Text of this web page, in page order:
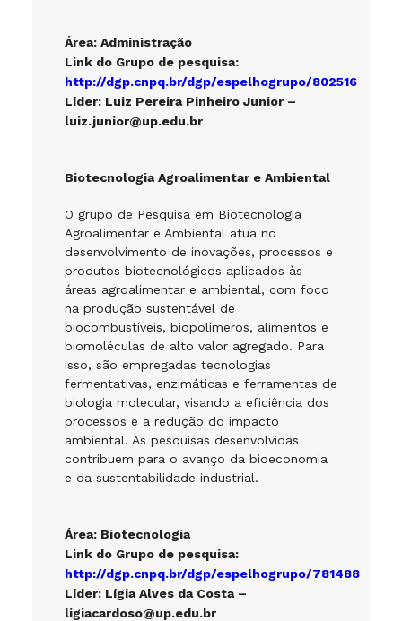
Área: Administração
Link do Grupo de pesquisa:
http://dgp.cnpq.br/dgp/espelhogrupo/802516
Líder: Luiz Pereira Pinheiro Junior –
luiz.junior@up.edu.br
Biotecnologia Agroalimentar e Ambiental
O grupo de Pesquisa em Biotecnologia
Agroalimentar e Ambiental atua no
desenvolvimento de inovações, processos e
produtos biotecnológicos aplicados às
áreas agroalimentar e ambiental, com foco
na produção sustentável de
biocombustíveis, biopolímeros, alimentos e
biomoléculas de alto valor agregado. Para
isso, são empregadas tecnologias
fermentativas, enzimáticas e ferramentas de
biologia molecular, visando a eficiência dos
processos e a redução do impacto
ambiental. As pesquisas desenvolvidas
contribuem para o avanço da bioeconomia
e da sustentabilidade industrial.
Área: Biotecnologia
Link do Grupo de pesquisa:
http://dgp.cnpq.br/dgp/espelhogrupo/781488
Líder: Lígia Alves da Costa –
ligiacardoso@up.edu.br